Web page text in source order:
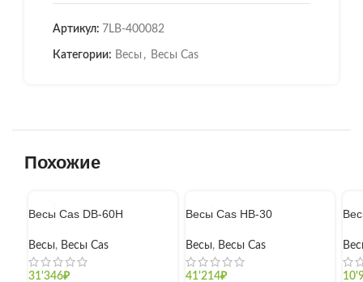
Артикул: 7LB-400082
Категории: Весы , Весы Cas
Похожие
Весы Cas DB-60H
Весы, Весы Cas
31'346₽
Весы Cas HB-30
Весы, Весы Cas
41'214₽